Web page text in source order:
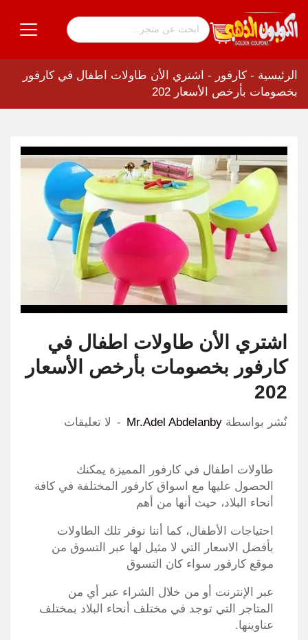
الرئيسية - كارفور - اشتري الأن طاولات اطفال في كارفور
بخصومات بأرخص الأسعار 202
اشتري الأن طاولات اطفال في
كارفور بخصومات بأرخص الأسعار
202
نٌشر بواسطة Mr.Adel Abdelanby لا تعليقات
طاولات اطفال في كارفور المميزة يمكنك
الحصول عليها مع اسواق كارفور المختلفة في كافة
أنحاء البلاد، حيث أنها من أهم
احتياجات الأطفال، كما أننا نوفر تلك الطاولات
بأفضل الاسعار التي لا مثيل لها عبر التسوق من
موقع كارفور سواء كان التسوق
عبر الإنترنت أو من خلال الشراء عبر أي من
المتاجر التي توجد في مختلف أنحاء البلاد بمختلف
عناوينها.